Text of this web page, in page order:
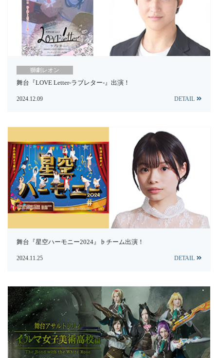
獅劇レオン
舞台『LOVE Letter-ラブレター-』出演！
2024.12.09 DETAIL
舞台『星空ハーモニー2024』♭チーム出演！
2024.11.25 DETAIL